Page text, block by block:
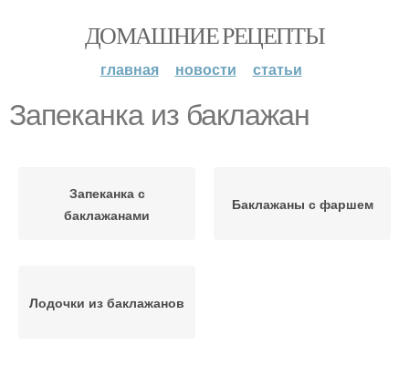
ДОМАШНИЕ РЕЦЕПТЫ
главная новости статьи
Запеканка из баклажан
Запеканка с
баклажанами
Баклажаны с фаршем
Лодочки из баклажанов